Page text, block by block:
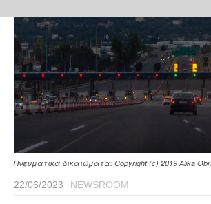
Πνευματικά δικαιώματα: Copyright (c) 2019 Alika
22/06/2023 NEWSROOM